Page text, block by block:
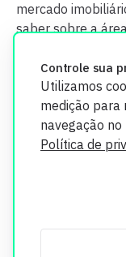
Controle sua
Utilizamos
medição para
navegação
Política de
mercado
saber sobre a
segurança. Todos
utilizados
informações,